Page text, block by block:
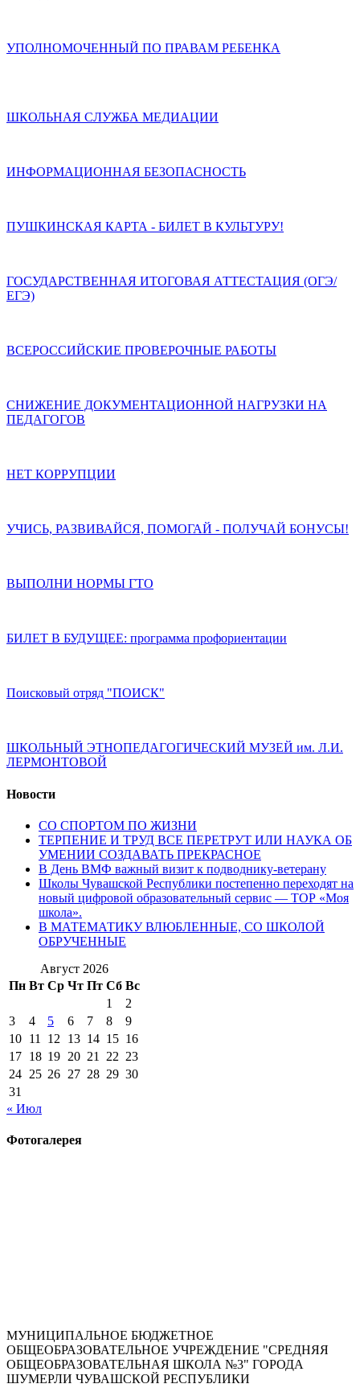
УПОЛНОМОЧЕННЫЙ ПО ПРАВАМ РЕБЕНКА
ШКОЛЬНАЯ СЛУЖБА МЕДИАЦИИ
ИНФОРМАЦИОННАЯ БЕЗОПАСНОСТЬ
ПУШКИНСКАЯ КАРТА - БИЛЕТ В КУЛЬТУРУ!
ГОСУДАРСТВЕННАЯ ИТОГОВАЯ АТТЕСТАЦИЯ (ОГЭ/
ЕГЭ)
ВСЕРОССИЙСКИЕ ПРОВЕРОЧНЫЕ РАБОТЫ
СНИЖЕНИЕ ДОКУМЕНТАЦИОННОЙ НАГРУЗКИ НА
ПЕДАГОГОВ
НЕТ КОРРУПЦИИ
УЧИСЬ, РАЗВИВАЙСЯ, ПОМОГАЙ - ПОЛУЧАЙ БОНУСЫ!
ВЫПОЛНИ НОРМЫ ГТО
БИЛЕТ В БУДУЩЕЕ: программа профориентации
Поисковый отряд "ПОИСК"
ШКОЛЬНЫЙ ЭТНОПЕДАГОГИЧЕСКИЙ МУЗЕЙ им. Л.И.
ЛЕРМОНТОВОЙ
Новости
СО СПОРТОМ ПО ЖИЗНИ
ТЕРПЕНИЕ И ТРУД ВСЕ ПЕРЕТРУТ ИЛИ НАУКА ОБ
УМЕНИИ СОЗДАВАТЬ ПРЕКРАСНОЕ
В День ВМФ важный визит к подводнику-ветерану
Школы Чувашской Республики постепенно переходят на
новый цифровой образовательный сервис — ТОР «Моя
школа».
В МАТЕМАТИКУ ВЛЮБЛЕННЫЕ, СО ШКОЛОЙ
ОБРУЧЕННЫЕ
Август 2026
Пн Вт Ср Чт Пт Сб Вс
1
2
3
4 5 6 7 8
9
10 11 12 13 14 15 16
17 18 19 20 21 22 23
24 25 26 27 28 29 30
31
« Июл
Фотогалерея
МУНИЦИПАЛЬНОЕ БЮДЖЕТНОЕ
ОБЩЕОБРАЗОВАТЕЛЬНОЕ УЧРЕЖДЕНИЕ "СРЕДНЯЯ
ОБЩЕОБРАЗОВАТЕЛЬНАЯ ШКОЛА №3" ГОРОДА
ШУМЕРЛИ ЧУВАШСКОЙ РЕСПУБЛИКИ